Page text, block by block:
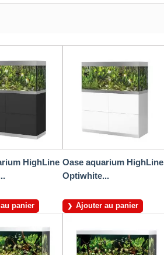
HighLine
panier
Oase aquarium HighLine
Optiwhite...
Ajouter au panier